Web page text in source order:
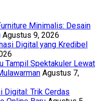
Minimalis: Desain
Agustus 9, 2026
Digital yang Kredibel
Tampil Spektakuler Lewat
Agustus 7,
Digital: Trik Cerdas